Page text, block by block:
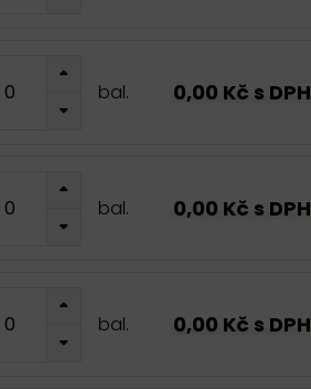
bal. 0,00 Kč s DPH
bal. 0,00 Kč s DPH
bal. 0,00 Kč s DPH